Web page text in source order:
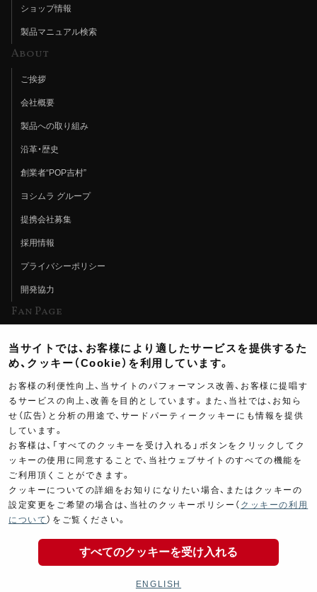
ショップ情報
製品マニュアル検索
About
ご挨拶
会社概要
製品への取り組み
沿革・歴史
創業者“POP吉村”
ヨシムラ グループ
提携会社募集
採用情報
プライバシーポリシー
開発協力
Fan Page
ヨシムラTV
イベント情報
イベントスケジュール
ツーリングブレイクタイム
製品ポスター
Copyright ©YOSHIMURA JAPAN Co,Ltd. All Rights
当サイトでは、お客様により適したサービスを提供するた
め、クッキー（Cookie）を利用しています。
お客様の利便性向上、当サイトのパフォーマンス改善、お客様に提唱す
るサービスの向上、改善を目的としています。また、当社では、お知ら
せ（広告）と分析の用途で、サードパーティークッキーにも情報を提供
しています。
お客様は、「すべてのクッキーを受け入れる」ボタンをクリックしてク
ッキーの使用に同意することで、当社ウェブサイトのすべての機能を
ご利用頂くことができます。
クッキーについての詳細をお知りになりたい場合、またはクッキーの
設定変更をご希望の場合は、当社のクッキーポリシー（ クッキーの利用
について ）をご覧ください。
すべてのクッキーを受け入れる
ENGLISH